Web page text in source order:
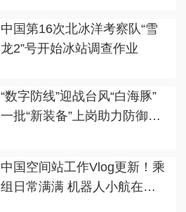
中国第16次北冰洋考察队“雪
龙2”号开始冰站调查作业
“数字防线”迎战台风“白海豚”
一批“新装备”上岗助力防御链
中国空间站工作Vlog更新！乘
组日常满满 机器人小航在